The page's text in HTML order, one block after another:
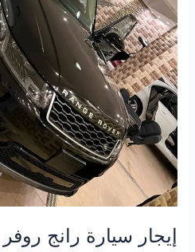
إيجار سيارة رانج روفر